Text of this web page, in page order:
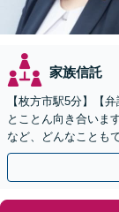
家族信託
【枚方市駅5分】【
とことん向き合いま
など、どんなことも
宅や病院、介護施設